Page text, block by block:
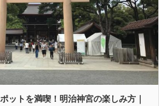
ットを満喫！明治神宮の楽しみ方｜